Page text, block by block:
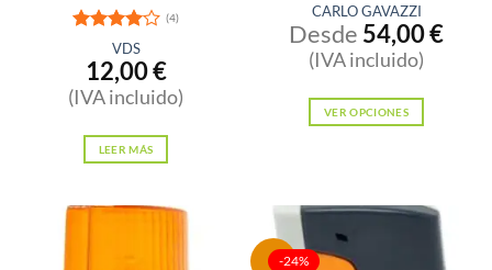
Valorado
con4 de
(4)
VDS
12,00€
(IVA incluido)
LEER MÁS
CARLO GAVAZZI
Desde 54,00€
(IVA incluido)
VER OPCIONES
múltiples
-24%